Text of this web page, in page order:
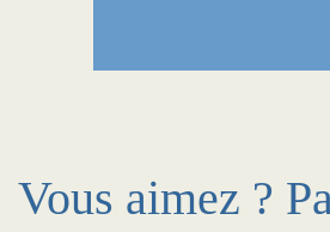
Vous aimez ?